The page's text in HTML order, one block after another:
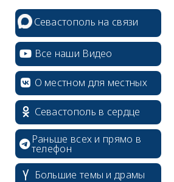
Севастополь на связи
Все наши Видео
О местном для местных
Севастополь в сердце
Раньше всех и прямо в
телефон
Большие темы и драмы